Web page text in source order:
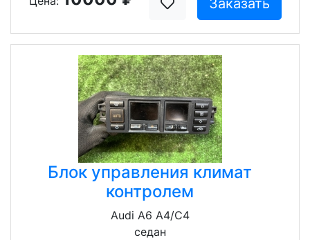
Заказать
Блок управления климат
контролем
Audi A6 A4/C4
седан